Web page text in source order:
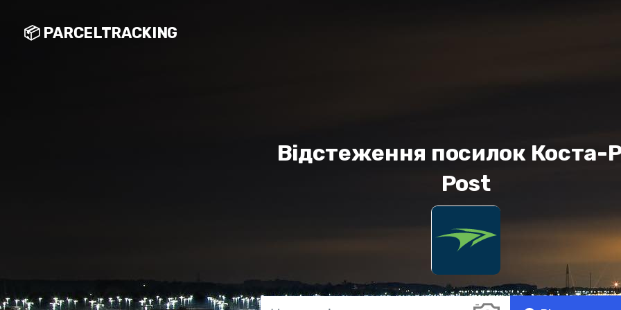
📦 PARCELTRACKING
Відстеження посилок Коста-
Post